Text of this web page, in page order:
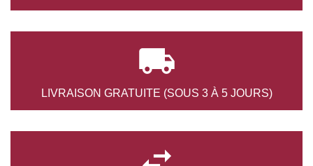

LIVRAISON GRATUITE (SOUS 3 À 5 JOURS)